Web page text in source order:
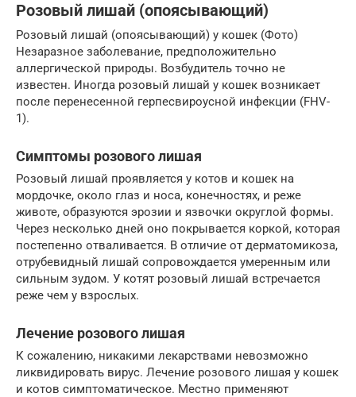
Розовый лишай (опоясывающий)
Розовый лишай (опоясывающий) у кошек (Фото)
Незаразное заболевание, предположительно
аллергической природы. Возбудитель точно не
известен. Иногда розовый лишай у кошек возникает
после перенесенной герпесвироусной инфекции (FHV-
1).
Симптомы розового лишая
Розовый лишай проявляется у котов и кошек на
мордочке, около глаз и носа, конечностях, и реже
животе, образуются эрозии и язвочки округлой формы.
Через несколько дней оно покрывается коркой, которая
постепенно отваливается. В отличие от дерматомикоза,
отрубевидный лишай сопровождается умеренным или
сильным зудом. У котят розовый лишай встречается
реже чем у взрослых.
Лечение розового лишая
К сожалению, никакими лекарствами невозможно
ликвидировать вирус. Лечение розового лишая у кошек
и котов симптоматическое. Местно применяют